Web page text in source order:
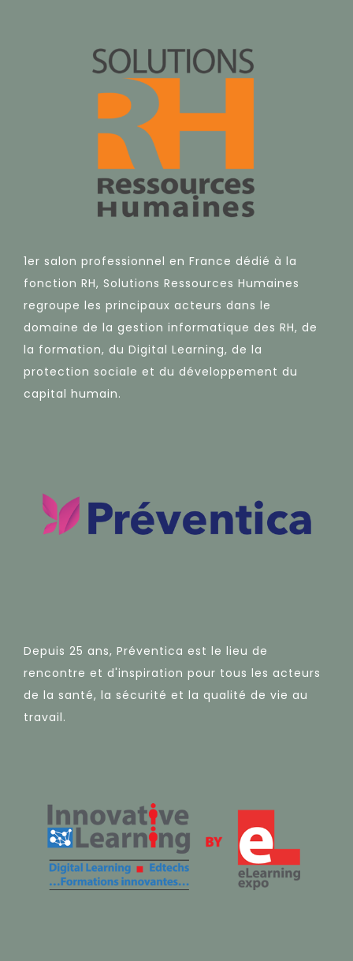
1er salon professionnel en France dédié à la
fonction RH, Solutions Ressources Humaines
regroupe les principaux acteurs dans le
domaine de la gestion informatique des RH, de
la formation, du Digital Learning, de la
protection sociale et du développement du
capital humain.
Depuis 25 ans, Préventica est le lieu de
rencontre et d'inspiration pour tous les acteurs
de la santé, la sécurité et la qualité de vie au
travail.